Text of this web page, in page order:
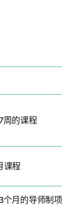
周的课程
课程
个月的导师制项目